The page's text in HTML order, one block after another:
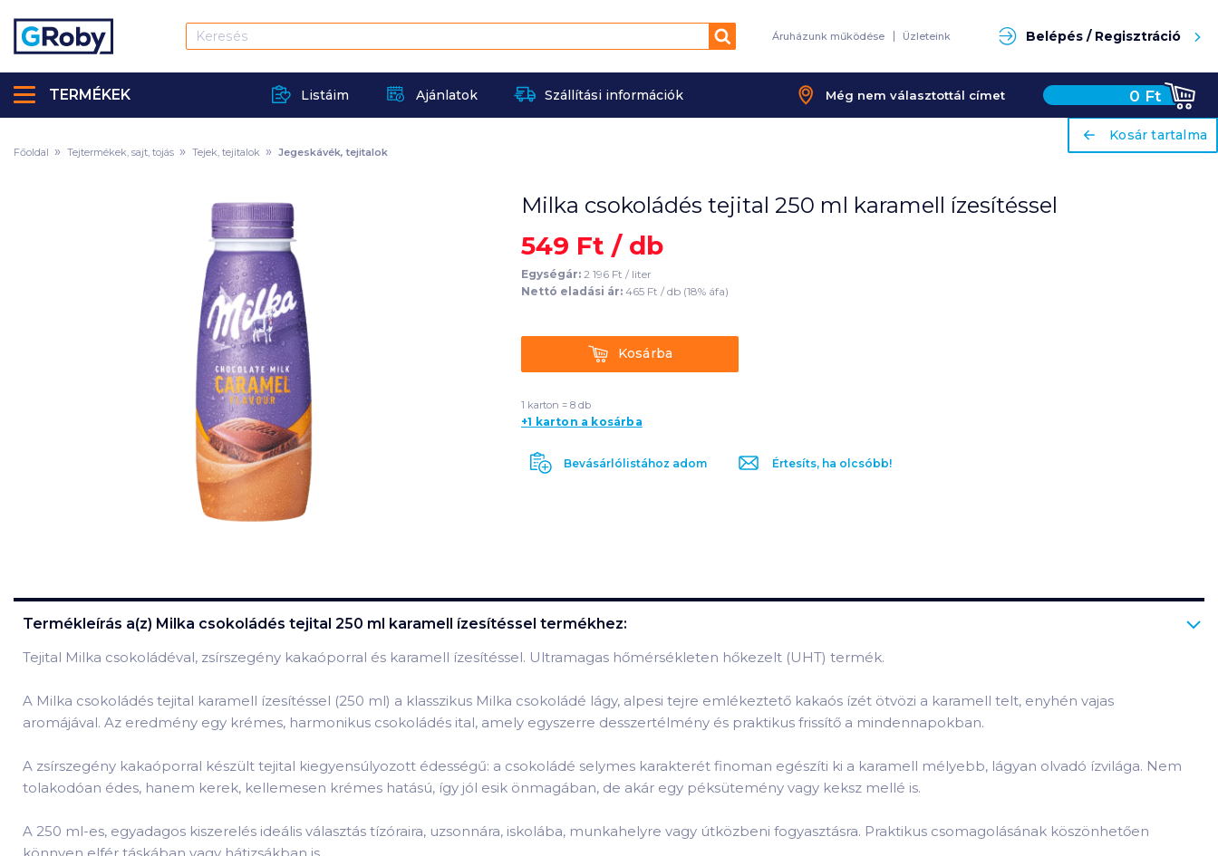
Keresés Áruházunk működése Üzleteink Belépés / Regisztráció
Listáim Ajánlatok Szállítási információk Még nem választottál címet 0 Ft
TERMÉKEK
ariaLabel
Kosár tartalma
Főoldal Tejtermékek, sajt, tojás Tejek, tejitalok Jegeskávék, tejitalok
Milka csokoládés tejital 250 ml karamell ízesítéssel
549 Ft / db
Egységár: 2 196 Ft / liter
Nettó eladási ár: 465 Ft / db (18% áfa)
KosárbaKosárba
1 karton = 8 db
+1 karton a kosárba
Bevásárlólistához adom Értesíts, ha olcsóbb!
Termékleírás a(z) Milka csokoládés tejital 250 ml karamell ízesítéssel termékhez:
Tejital Milka csokoládéval, zsírszegény kakaóporral és karamell ízesítéssel. Ultramagas hőmérsékleten hőkezelt (UHT) termék.
A Milka csokoládés tejital karamell ízesítéssel (250 ml) a klasszikus Milka csokoládé lágy, alpesi tejre emlékeztető kakaós ízét ötvözi a karamell telt, enyhén vajas
aromájával. Az eredmény egy krémes, harmonikus csokoládés ital, amely egyszerre desszertélmény és praktikus frissítő a mindennapokban.
A zsírszegény kakaóporral készült tejital kiegyensúlyozott édességű: a csokoládé selymes karakterét finoman egészíti ki a karamell mélyebb, lágyan olvadó ízvilága. Nem
tolakodóan édes, hanem kerek, kellemesen krémes hatású, így jól esik önmagában, de akár egy péksütemény vagy keksz mellé is.
A 250 ml-es, egyadagos kiszerelés ideális választás tízóraira, uzsonnára, iskolába, munkahelyre vagy útközbeni fogyasztásra. Praktikus csomagolásának köszönhetően